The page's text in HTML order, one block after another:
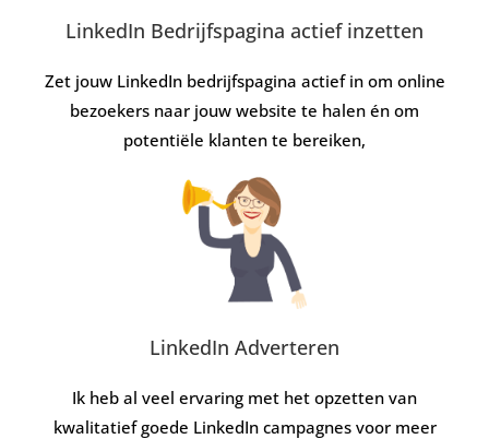
LinkedIn Bedrijfspagina actief inzetten
Zet jouw LinkedIn bedrijfspagina actief in om online
bezoekers naar jouw website te halen én om
potentiële klanten te bereiken,
LinkedIn Adverteren
Ik heb al veel ervaring met het opzetten van
kwalitatief goede LinkedIn campagnes voor meer